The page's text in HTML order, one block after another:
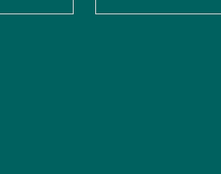
14.158.000 KILOS DE